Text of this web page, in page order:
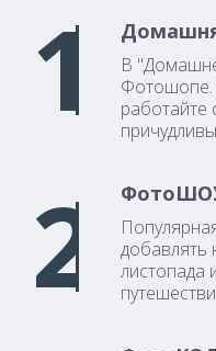
В
Фотошопе.
работайте
добавлять
листопада